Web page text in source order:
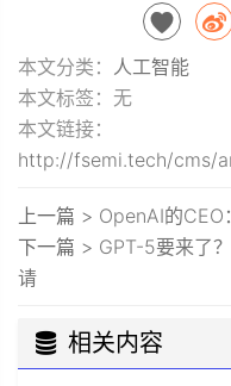
本文分类： 人工智能
本文标签：无
本文链接：
http://fsemi.tech/cms/
上一篇 > OpenAI的CEO
下一篇 > GPT-5要来了
请
相关内容